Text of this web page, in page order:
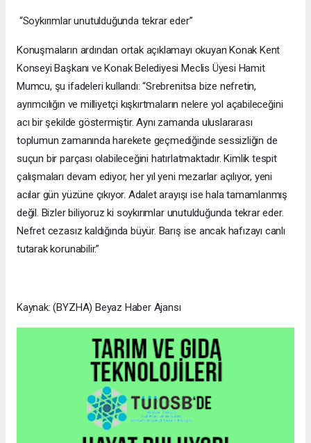
“Soykırımlar unutulduğunda tekrar eder”
Konuşmaların ardından ortak açıklamayı okuyan Konak Kent
Konseyi Başkanı ve Konak Belediyesi Meclis Üyesi Hamit
Mumcu, şu ifadeleri kullandı: “Srebrenitsa bize nefretin,
ayrımcılığın ve milliyetçi kışkırtmaların nelere yol açabileceğini
acı bir şekilde göstermiştir. Aynı zamanda uluslararası
toplumun zamanında harekete geçmediğinde sessizliğin de
suçun bir parçası olabileceğini hatırlatmaktadır. Kimlik tespit
çalışmaları devam ediyor, her yıl yeni mezarlar açılıyor, yeni
acılar gün yüzüne çıkıyor. Adalet arayışı ise hala tamamlanmış
değil. Bizler biliyoruz ki soykırımlar unutulduğunda tekrar eder.
Nefret cezasız kaldığında büyür. Barış ise ancak hafızayı canlı
tutarak korunabilir.”
Kaynak: (BYZHA) Beyaz Haber Ajansı